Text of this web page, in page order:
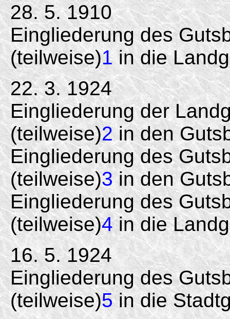
28. 5. 1910
Eingliederung des
(teilweise)1in die
22. 3. 1924
Eingliederung der
(teilweise)2in den
Eingliederung des
(teilweise)3in den
Eingliederung des
(teilweise)4in die
16. 5. 1924
Eingliederung des
(teilweise)5in die